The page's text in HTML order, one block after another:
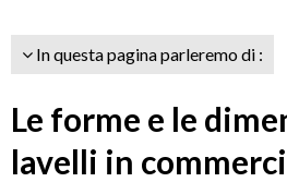
In questa pagina parleremo di :
Le forme e le
lavelli in